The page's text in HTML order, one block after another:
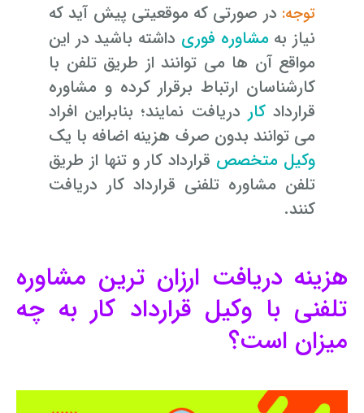
توجه: در صورتی که موقعیتی پیش آید که
نیاز به مشاوره فوری داشته باشید در این
مواقع آن ها می توانند از طریق تلفن با
کارشناسان ارتباط برقرار کرده و مشاوره
قراردادکار دریافت نمایند؛ بنابراین افراد
می توانند بدون صرف هزینه اضافه با یک
وکیل متخصص قرارداد کار و تنها از طریق
تلفن مشاوره تلفنی قرارداد کار دریافت
کنند.
هزینه دریافت ارزان ترین مشاوره
تلفنی با وکیل قرارداد کار به چه
میزان است؟